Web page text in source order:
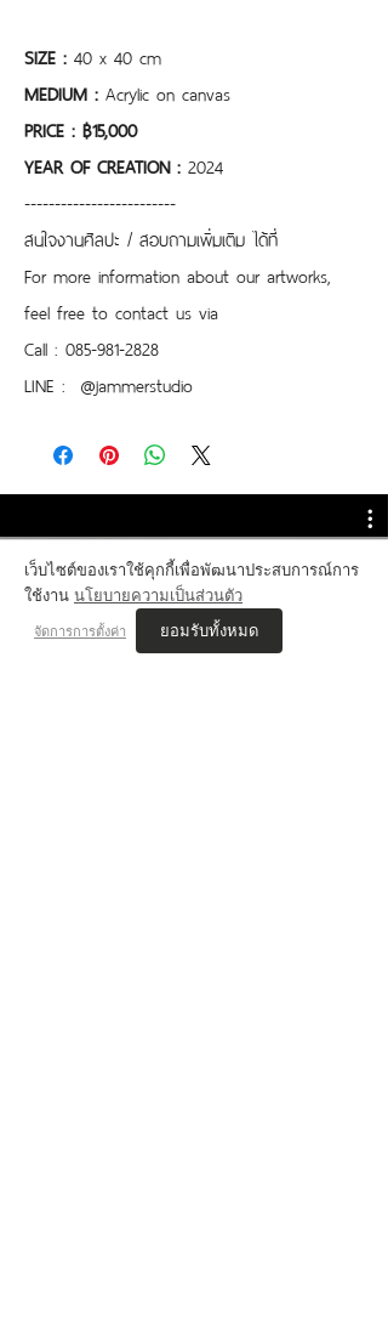
SIZE : 40 x 40 cm
MEDIUM : Acrylic on canvas
PRICE : ฿15,000
YEAR OF CREATION : 2024
-------------------------
สนใจงานศิลปะ / สอบถามเพิ่มเติม ได้ที่
For more information about our artworks,
feel free to contact us via
Call : 085-981-2828
LINE :  @jammerstudio
💬 Review Jammer
เว็บไซต์ของเราใช้คุกกี้เพื่อพัฒนาประสบการณ์การ
ใช้งาน นโยบายความเป็นส่วนตัว
จัดการการตั้งค่า ยอมรับทั้งหมด